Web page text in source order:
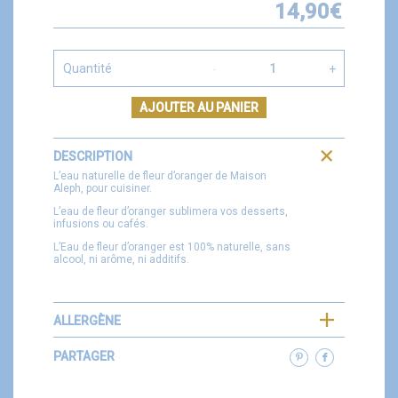
14,90€
Quantité
AJOUTER AU PANIER
DESCRIPTION
L’eau naturelle de fleur d’oranger de Maison
Aleph, pour cuisiner.
L’eau de fleur d’oranger sublimera vos desserts,
infusions ou cafés.
L’Eau de fleur d’oranger est 100% naturelle, sans
alcool, ni arôme, ni additifs.
ALLERGÈNE
PARTAGER